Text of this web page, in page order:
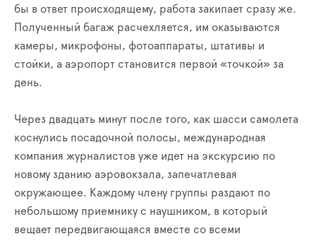
бы в ответ происходящему, работа закипает сразу же.
Полученный багаж расчехляется, им оказываются
камеры, микрофоны, фотоаппараты, штативы и
стойки, а аэропорт становится первой «точкой» за
день.
Через двадцать минут после того, как шасси самолета
коснулись посадочной полосы, международная
компания журналистов уже идет на экскурсию по
новому зданию аэровокзала, запечатлевая
окружающее. Каждому члену группы раздают по
небольшому приемнику с наушником, в который
вещает передвигающаяся вместе со всеми